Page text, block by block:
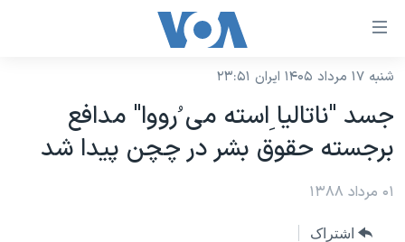
لینکهای
دسترسی
جهش
محتوای
اصلی
جهش
نسخه سبک وب‌سایت
موضوع ها
ایران
آمریکا
برنامه های تلویزیونی
جدول برنامه ها
شنبه ۱۷ مرداد ۱۴۰۵ ایران ۲۳:۵۱
جسد "ناتالیا ِاسته می ُرووا" مدافع
برجسته حقوق بشر در چچن پیدا شد
۰۱ مرداد ۱۳۸۸
اشتراک